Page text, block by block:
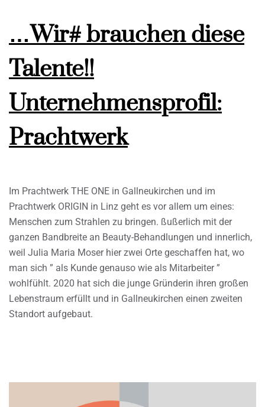
…Wir# brauchen diese
Talente!!
Unternehmensprofil:
Prachtwerk
Im Prachtwerk THE ONE in Gallneukirchen und im
Prachtwerk ORIGIN in Linz geht es vor allem um eines:
Menschen zum Strahlen zu bringen. ßußerlich mit der
ganzen Bandbreite an Beauty-Behandlungen und innerlich,
weil Julia Maria Moser hier zwei Orte geschaffen hat, wo
man sich ” als Kunde genauso wie als Mitarbeiter ”
wohlfühlt. 2020 hat sich die junge Gründerin ihren großen
Lebenstraum erfüllt und in Gallneukirchen einen zweiten
Standort aufgebaut.